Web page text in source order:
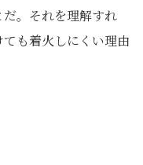
。それを理解すれ
も着火しにくい理由